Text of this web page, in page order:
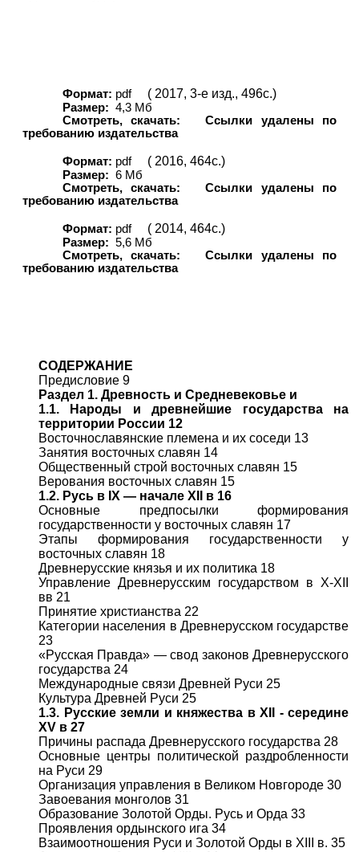
Формат: pdf ( 2017, 3-е изд., 496с.)
Размер: 4,3 Мб
Смотреть, скачать:
Ссылки удалены по
требованию издательства
Формат: pdf ( 2016, 464с.)
Размер: 6 Мб
Смотреть, скачать:
Ссылки удалены по
требованию издательства
Формат: pdf ( 2014, 464с.)
Размер: 5,6 Мб
Смотреть, скачать:
Ссылки удалены по
требованию издательства
СОДЕРЖАНИЕ
Предисловие 9
Раздел 1. Древность и Средневековье и
1.1. Народы и древнейшие государства на
территории России 12
Восточнославянские племена и их соседи 13
Занятия восточных славян 14
Общественный строй восточных славян 15
Верования восточных славян 15
1.2. Русь в IX — начале XII в 16
Основные предпосылки формирования
государственности у восточных славян 17
Этапы формирования государственности у
восточных славян 18
Древнерусские князья и их политика 18
Управление Древнерусским государством в Х-ХII
вв 21
Принятие христианства 22
Категории населения в Древнерусском государстве
23
«Русская Правда» — свод законов Древнерусского
государства 24
Международные связи Древней Руси 25
Культура Древней Руси 25
1.3. Русские земли и княжества в XII - середине
XV в 27
Причины распада Древнерусского государства 28
Основные центры политической раздробленности
на Руси 29
Организация управления в Великом Новгороде 30
Завоевания монголов 31
Образование Золотой Орды. Русь и Орда 33
Проявления ордынского ига 34
Взаимоотношения Руси и Золотой Орды в XIII в. 35